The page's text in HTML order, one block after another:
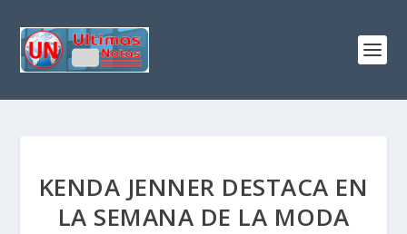
KENDA JENNER DESTACA EN
LA SEMANA DE LA MODA